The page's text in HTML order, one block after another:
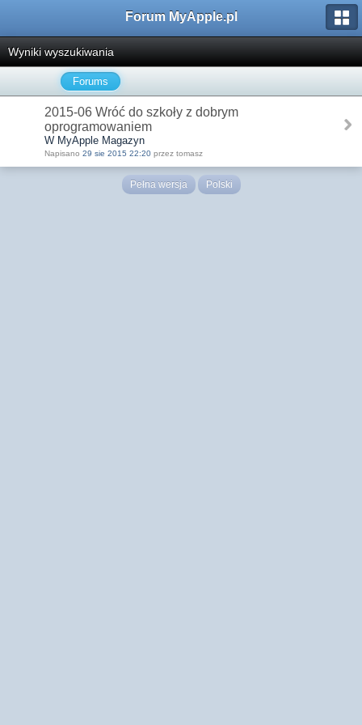
Forum MyApple.pl
Wyniki wyszukiwania
Forums
2015-06 Wróć do szkoły z dobrym
oprogramowaniem
W MyApple Magazyn
Napisano 29 sie 2015 22:20 przez tomasz
Pełna wersja Polski